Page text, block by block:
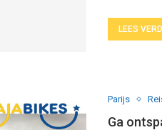
LEES
Parijs
Ga